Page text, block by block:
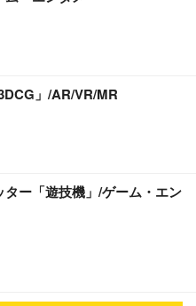
」/AR/VR/MR
ター「遊技機」/ゲーム・エン